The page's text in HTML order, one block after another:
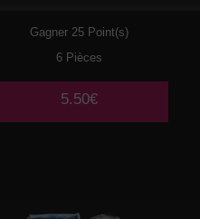
Gagner 25 Point(s)
6 Pièces
5.50€